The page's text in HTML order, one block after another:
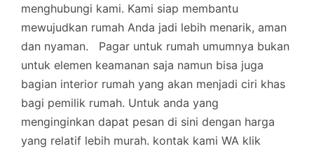
menghubungi kami. Kami siap membantu
mewujudkan rumah Anda jadi lebih menarik, aman
dan nyaman.
Pagar untuk rumah umumnya bukan
untuk elemen keamanan saja namun bisa juga
bagian interior rumah yang akan menjadi ciri khas
bagi pemilik rumah. Untuk anda yang
menginginkan dapat pesan di sini dengan harga
yang relatif lebih murah. kontak kami WA klik